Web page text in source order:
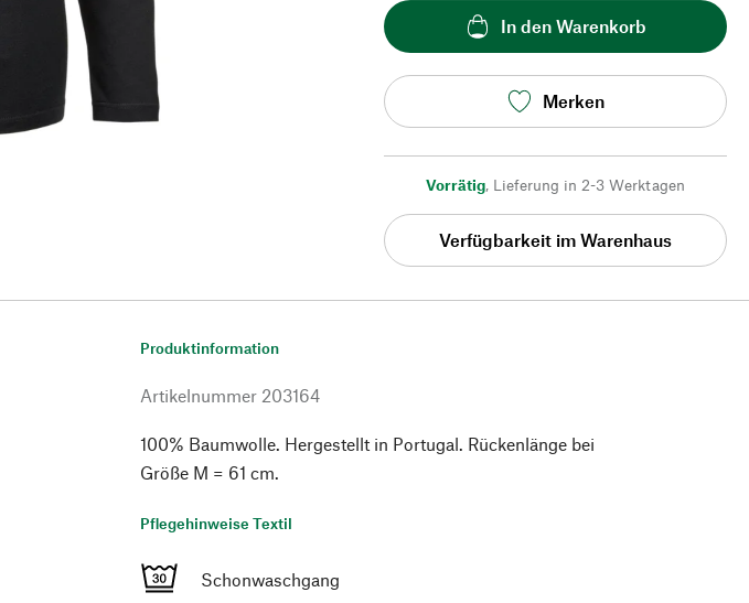
In den Warenkorb
Merken
Vorrätig, Lieferung in 2-3 Werktagen
Verfügbarkeit im Warenhaus
Produktinformation
Artikelnummer 203164
100% Baumwolle. Hergestellt in Portugal. Rückenlänge bei
Größe M = 61 cm.
Pflegehinweise Textil
Schonwaschgang